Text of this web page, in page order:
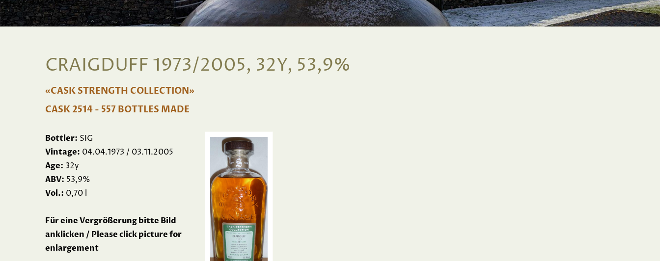
CRAIGDUFF 1973/2005, 32Y, 53,9%
«CASK STRENGTH COLLECTION»
CASK 2514 - 557 BOTTLES MADE
Bottler: SIG
Vintage: 04.04.1973 / 03.11.2005
Age: 32y
ABV: 53,9%
Vol.: 0,70 l
Für eine Vergrößerung bitte Bild
anklicken / Please click picture for
enlargement